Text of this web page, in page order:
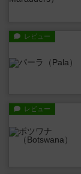
レビュー
レビュー